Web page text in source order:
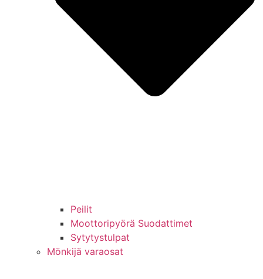
Peilit
Moottoripyörä Suodattimet
Sytytystulpat
Mönkijä varaosat